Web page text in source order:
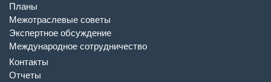
Планы
Межотраслевые советы
Экспертное обсуждение
Международное сотрудничество
Контакты
Отчеты